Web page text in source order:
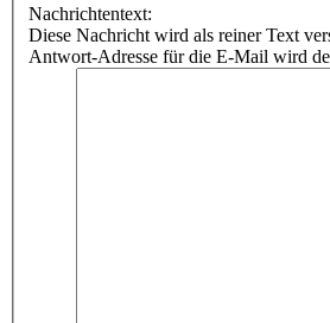
Nachrichtentext:
Diese Nachricht wird als reiner Text
Antwort-Adresse für die E-Mail wird